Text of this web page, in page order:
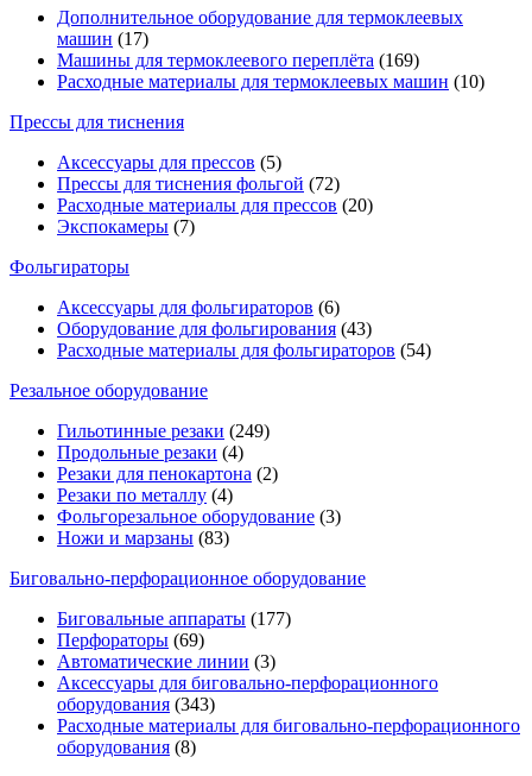
Дополнительное оборудование для термоклеевых
машин (17)
Машины для термоклеевого переплёта (169)
Расходные материалы для термоклеевых машин (10)
Прессы для тиснения
Аксессуары для прессов (5)
Прессы для тиснения фольгой (72)
Расходные материалы для прессов (20)
Экспокамеры (7)
Фольгираторы
Аксессуары для фольгираторов (6)
Оборудование для фольгирования (43)
Расходные материалы для фольгираторов (54)
Резальное оборудование
Гильотинные резаки (249)
Продольные резаки (4)
Резаки для пенокартона (2)
Резаки по металлу (4)
Фольгорезальное оборудование (3)
Ножи и марзаны (83)
Биговально-перфорационное оборудование
Биговальные аппараты (177)
Перфораторы (69)
Автоматические линии (3)
Аксессуары для биговально-перфорационного
оборудования (343)
Расходные материалы для биговально-перфорационного
оборудования (8)